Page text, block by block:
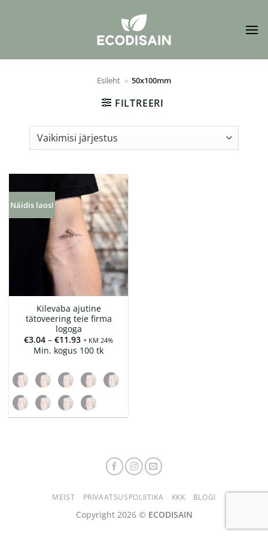
Esileht » 50x100mm
FILTREERI
Näidis laos!
Kilevaba ajutine
tätoveering teie firma
logoga
€3.04 – €11.93Hinnavahemik:
€3.04
kuni
+ KM 24%
Min. kogus 100 tk
MEIST PRIVAATSUSPOLIITIKA KKK BLOGI
Copyright 2026 © ECODISAIN